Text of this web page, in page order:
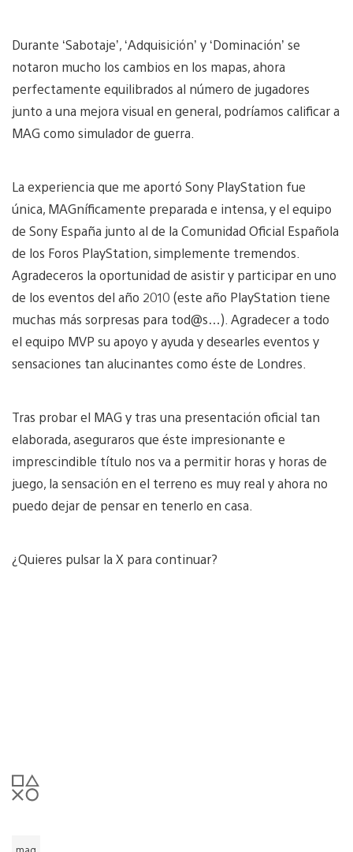
Durante ‘Sabotaje’, ‘Adquisición’ y ‘Dominación’ se
notaron mucho los cambios en los mapas, ahora
perfectamente equilibrados al número de jugadores
junto a una mejora visual en general, podríamos calificar a
MAG como simulador de guerra.
La experiencia que me aportó Sony PlayStation fue
única, MAGníficamente preparada e intensa, y el equipo
de Sony España junto al de la Comunidad Oficial Española
de los Foros PlayStation, simplemente tremendos.
Agradeceros la oportunidad de asistir y participar en uno
de los eventos del año 2010 (este año PlayStation tiene
muchas más sorpresas para tod@s…). Agradecer a todo
el equipo MVP su apoyo y ayuda y desearles eventos y
sensaciones tan alucinantes como éste de Londres.
Tras probar el MAG y tras una presentación oficial tan
elaborada, aseguraros que éste impresionante e
imprescindible título nos va a permitir horas y horas de
juego, la sensación en el terreno es muy real y ahora no
puedo dejar de pensar en tenerlo en casa.
¿Quieres pulsar la X para continuar?
mag